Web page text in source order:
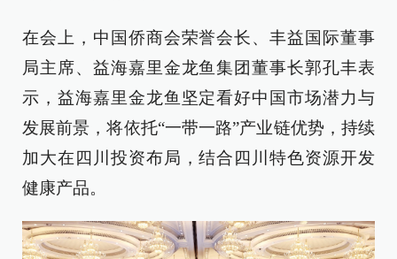
在会上，中国侨商会荣誉会长、丰益国际董事
局主席、益海嘉里金龙鱼集团董事长郭孔丰表
示，益海嘉里金龙鱼坚定看好中国市场潜力与
发展前景，将依托“一带一路”产业链优势，持续
加大在四川投资布局，结合四川特色资源开发
健康产品。